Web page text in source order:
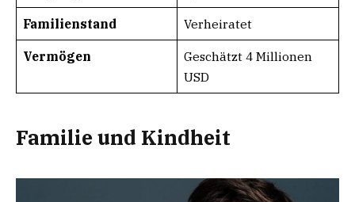
Familienstand Verheiratet
Vermögen
Geschätzt 4 Millionen
USD
Familie und Kindheit